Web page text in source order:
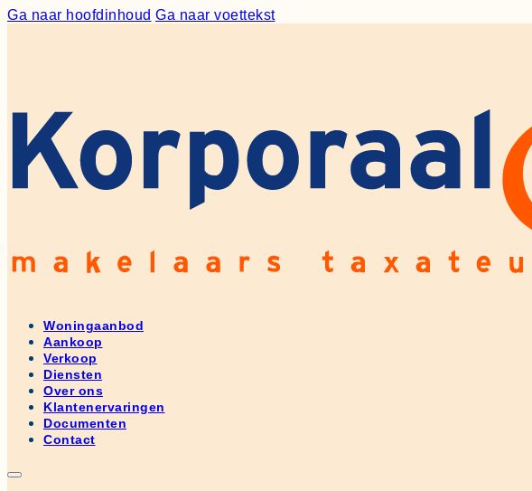
Ga naar hoofdinhoud Ga naar voettekst
Woningaanbod
Aankoop
Verkoop
Diensten
Over ons
Klantenervaringen
Documenten
Contact